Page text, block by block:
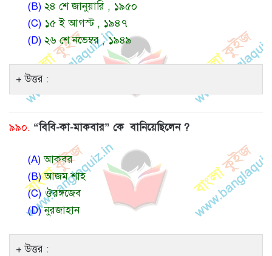
(B) ২৪ শে জানুয়ারি , ১৯৫০
(C) ১৫ ই আগস্ট , ১৯৪৭
(D) ২৬ শে নভেম্বর , ১৯৪৯
উত্তর :
৯৯০. “বিবি-কা-মাকবার” কে বানিয়েছিলেন ?
(A)আকবর
(B)আজম শাহ
(C) ঔরঙ্গজেব
(D)নুরজাহান
উত্তর :